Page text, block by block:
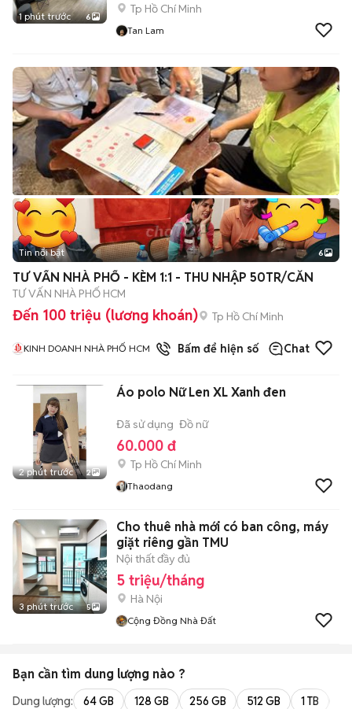
1 phút trước 6
Tp Hồ Chí Minh
Tan Lam
+2
Tin nổi bật 6
TƯ VẤN NHÀ PHỐ - KÈM 1:1 - THU NHẬP 50TR/CĂN
TƯ VẤN NHÀ PHỐ HCM
Đến 100 triệu (lương khoán) Tp Hồ Chí Minh
KINH DOANH NHÀ PHỐ HCM 1đã bánBấm để hiện số Chat
2 phút trước 2
Áo polo Nữ Len XL Xanh đen
Đã sử dụng Đồ nữ
60.000 đ
Tp Hồ Chí Minh
Thaodang
3 phút trước 5
Cho thuê nhà mới có ban công, máy
giặt riêng gần TMU
Nội thất đầy đủ
5 triệu/tháng
Hà Nội
Cộng Đồng Nhà Đất
Bạn cần tìm dung lượng nào ?
Dung lượng: 64 GB 128 GB 256 GB 512 GB 1 TB